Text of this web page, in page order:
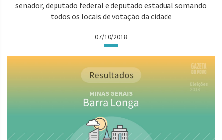
senador, deputado federal e deputado estadual somando
todos os locais de votação da cidade
07/10/2018